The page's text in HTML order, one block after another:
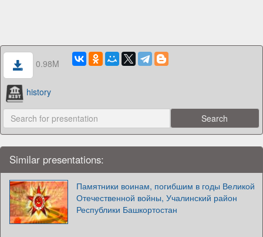
0.98M
history
Similar presentations:
Памятники воинам, погибшим в годы Великой
Отечественной войны, Учалинский район
Республики Башкортостан